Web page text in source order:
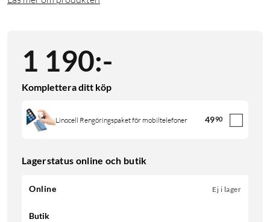
1 190:-
Komplettera ditt köp
Linocell Rengöringspaket för mobiltelefoner 4990
Lagerstatus online och butik
Online Ej i lager
Butik